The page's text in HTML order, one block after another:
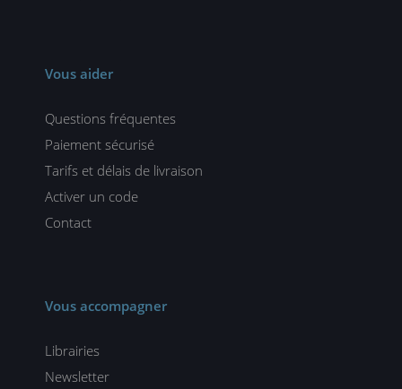
Vous aider
Questions fréquentes
Paiement sécurisé
Tarifs et délais de livraison
Activer un code
Contact
Vous accompagner
Librairies
Newsletter